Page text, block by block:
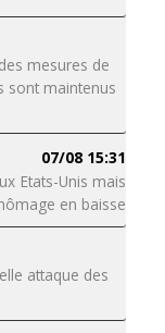
mesures de
sont maintenus
07/08 15:31
Etats-Unis mais
en baisse
attaque des